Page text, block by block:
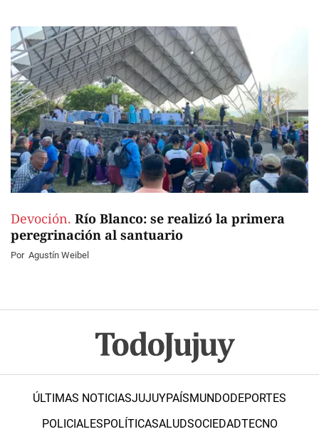
Devoción. Río Blanco: se realizó la primera
peregrinación al santuario
Por Agustín Weibel
ÚLTIMAS NOTICIASJUJUYPAÍSMUNDODEPORTES
POLICIALESPOLÍTICASALUDSOCIEDADTECNO